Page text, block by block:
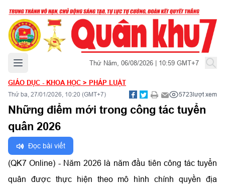
Mở menu chính Thứ Năm, 06/08/2026 | 10:59 GMT+7
GIÁO DỤC - KHOA HỌC > PHÁP LUẬT
Thứ ba, 27/01/2026, 10:20 (GMT+7) 5723lượt xem
Những điểm mới trong công tác tuyển
quân 2026
Đọc bài viết
(QK7 Online) - Năm 2026 là năm đầu tiên công tác tuyển
quân được thực hiện theo mô hình chính quyền địa